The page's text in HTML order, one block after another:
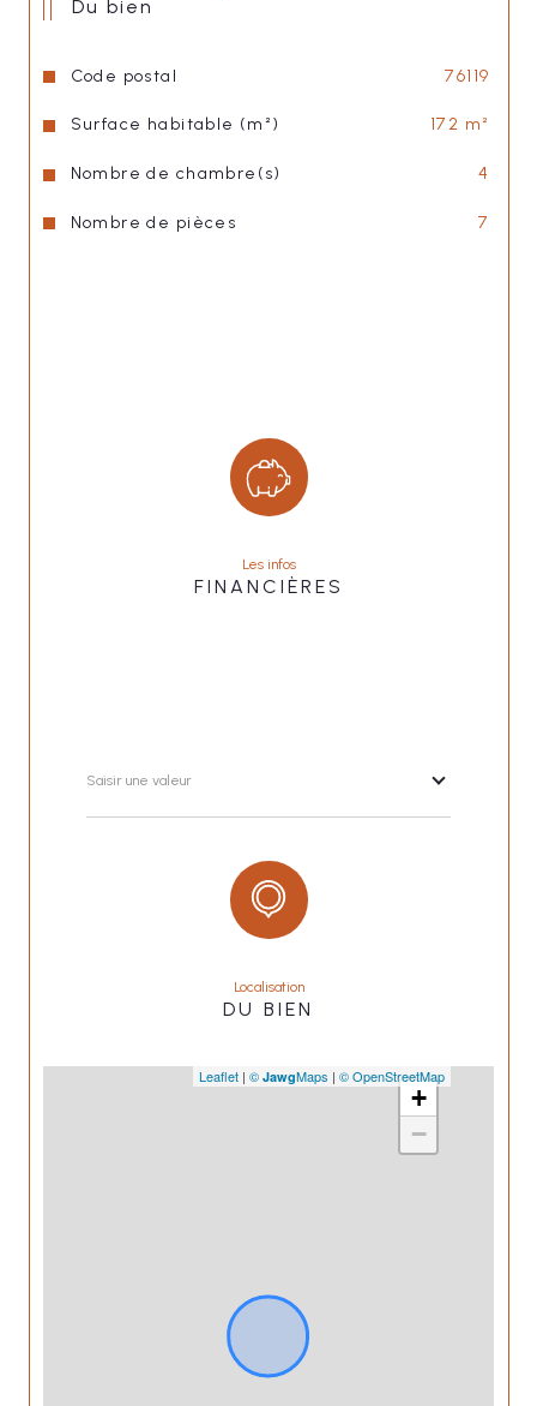
du bien
Code postal 76119
Surface habitable (m²) 172 m²
Nombre de chambre(s) 4
Nombre de pièces 7
Les infos
FINANCIÈRES
Saisir une valeur
Localisation
DU BIEN
+
−
Leaflet | © JawgMaps | © OpenStreetMap